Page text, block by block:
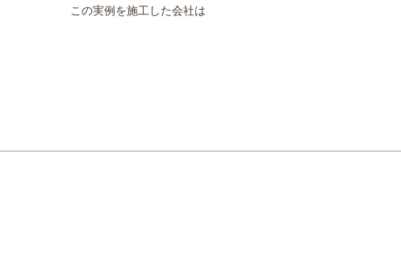
この実例を施工した会社は